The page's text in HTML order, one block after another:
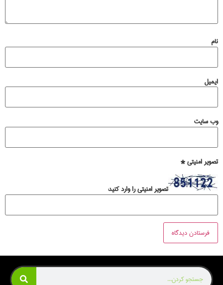
نام
ایمیل
وب‌ سایت
تصویر امنیتی*
تصویر امنیتی را وارد کنید: